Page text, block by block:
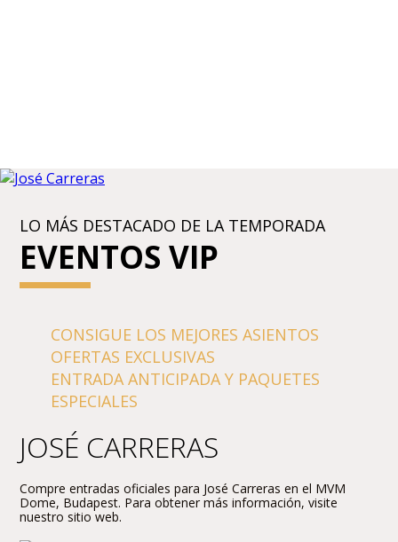
LO MÁS DESTACADO DE LA TEMPORADA
EVENTOS VIP
CONSIGUE LOS MEJORES ASIENTOS
OFERTAS EXCLUSIVAS
ENTRADA ANTICIPADA Y PAQUETES
ESPECIALES
JOSÉ CARRERAS
Compre entradas oficiales para José Carreras en el MVM
Dome, Budapest. Para obtener más información, visite
nuestro sitio web.